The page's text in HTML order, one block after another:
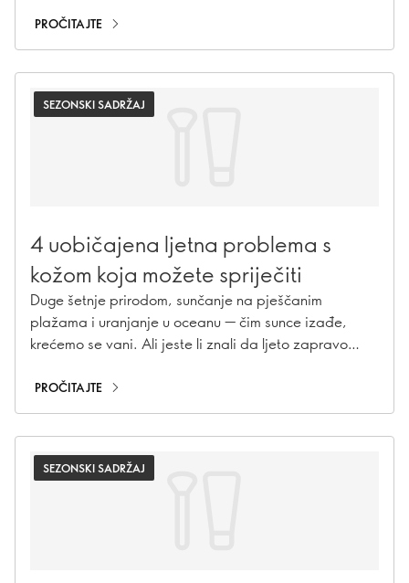
djelo za vas na načine koje možda ne očekujete!
PROČITAJTE
SEZONSKI SADRŽAJ
4 uobičajena ljetna problema s
kožom koja možete spriječiti
Duge šetnje prirodom, sunčanje na pješčanim
plažama i uranjanje u oceanu — čim sunce izađe,
krećemo se vani. Ali jeste li znali da ljeto zapravo
navodimo 4 uobičajena ljetna problema s kožom i
kažemo vam kako se nositi sa svakim od njih.
PROČITAJTE
SEZONSKI SADRŽAJ